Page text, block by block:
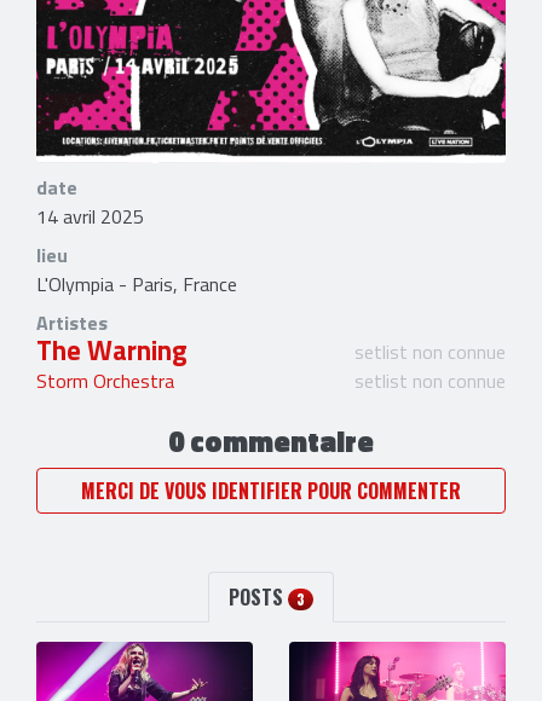
date
14 avril 2025
lieu
L'Olympia - Paris, France
Artistes
The Warning
setlist non connue
Storm Orchestra
setlist non connue
0 commentaire
MERCI DE VOUS IDENTIFIER POUR COMMENTER
POSTS 3